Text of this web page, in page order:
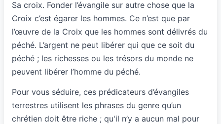
Sa croix. Fonder l’évangile sur autre chose que la
Croix c’est égarer les hommes. Ce n’est que par
l’œuvre de la Croix que les hommes sont délivrés du
péché. L’argent ne peut libérer qui que ce soit du
péché ; les richesses ou les trésors du monde ne
peuvent libérer l’homme du péché.
Pour vous séduire, ces prédicateurs d’évangiles
terrestres utilisent les phrases du genre qu’un
chrétien doit être riche ; qu'il n’y a aucun mal pour